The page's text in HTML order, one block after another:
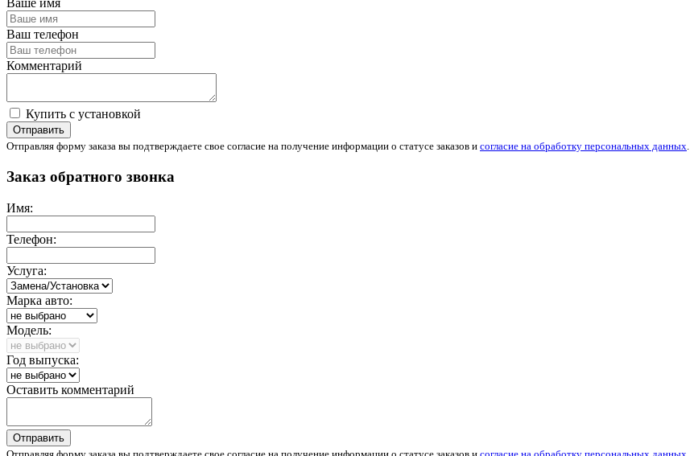
Ваше имя
Ваш телефон
Комментарий
Купить с установкой
Отправить
Отправляя форму заказа вы подтверждаете свое согласие на получение информации о статусе заказов и согласие на обработку персональных данных.
Заказ обратного звонка
Имя:
Телефон:
Услуга:
Марка авто:
Модель:
Год выпуска:
Оставить комментарий
Отправить